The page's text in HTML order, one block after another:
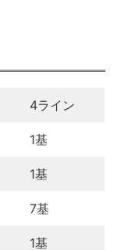
4ライン
1基
1基
7基
1基